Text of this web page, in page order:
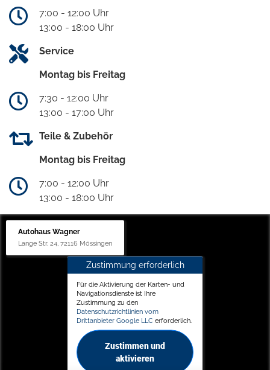
7:00 - 12:00 Uhr
13:00 - 18:00 Uhr
Service
Montag bis Freitag
7:30 - 12:00 Uhr
13:00 - 17:00 Uhr
Teile & Zubehör
Montag bis Freitag
7:00 - 12:00 Uhr
13:00 - 18:00 Uhr
Autohaus Wagner
Lange Str. 24, 72116 Mössingen
Zustimmung erforderlich
Für die Aktivierung der Karten- und
Navigationsdienste ist Ihre
Zustimmung zu den
Datenschutzrichtlinien vom
Drittanbieter Google LLC erforderlich.
Zustimmen und
aktivieren